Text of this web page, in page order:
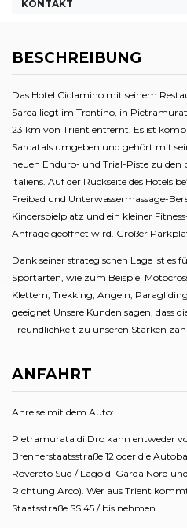
KONTAKT
BESCHREIBUNG
Das Hotel Ciclamino mit seinem
Sarca liegt im Trentino, in
23 km von Trient entfernt. Es ist
Sarcatals umgeben und gehört mit
neuen Enduro- und Trial-Piste zu
Italiens. Auf der Rückseite des Hotels
Freibad und Unterwassermassage-
Kinderspielplatz und ein kleiner
Anfrage geöffnet wird. Großer
Dank seiner strategischen Lage ist es
Sportarten, wie zum Beispiel
Klettern, Trekking, Angeln,
geeignet Unsere Kunden sagen, dass
Freundlichkeit zu unseren Stärken
ANFAHRT
Anreise mit dem Auto:
Pietramurata di Dro kann entweder
Brennerstaatsstraße 12 oder die
Rovereto Sud / Lago di Garda Nord
Richtung Arco). Wer aus Trient
Staatsstraße SS 45 / bis nehmen.